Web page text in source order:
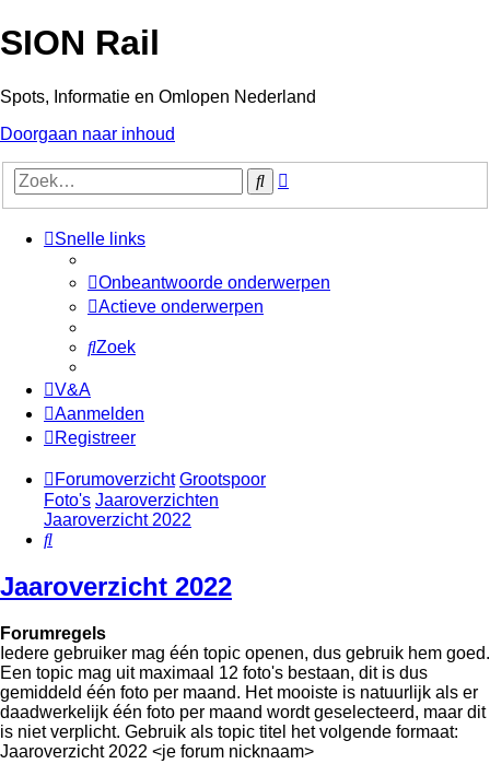
SION Rail
Spots, Informatie en Omlopen Nederland
Doorgaan naar inhoud
Zoek
Snelle links
Onbeantwoorde onderwerpen
Actieve onderwerpen
Zoek
V&A
Aanmelden
Registreer
Forumoverzicht Grootspoor
Foto's Jaaroverzichten
Jaaroverzicht 2022
Zoek
Jaaroverzicht 2022
Forumregels
Iedere gebruiker mag één topic openen, dus gebruik hem goed.
Een topic mag uit maximaal 12 foto's bestaan, dit is dus
gemiddeld één foto per maand. Het mooiste is natuurlijk als er
daadwerkelijk één foto per maand wordt geselecteerd, maar dit
is niet verplicht. Gebruik als topic titel het volgende formaat:
Jaaroverzicht 2022 <je forum nicknaam>